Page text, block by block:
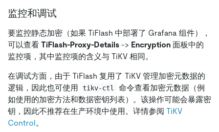
监控和调试
要监控静态加密（如果 TiFlash 中部署了 Grafana 组件），
可以查看 TiFlash-Proxy-Details -> Encryption 面板中的
监控项，其中监控项的含义与 TiKV 相同。
在调试方面，由于 TiFlash 复用了 TiKV 管理加密元数据的
逻辑，因此也可使用
tikv-ctl
命令查看加密元数据（例
如使用的加密方法和数据密钥列表）。该操作可能会暴露密
钥，因此不推荐在生产环境中使用。详情参阅 TiKV
Control。